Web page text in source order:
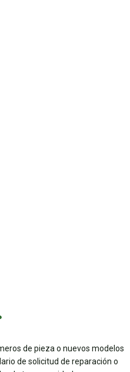
de pieza o nuevos modelos
de solicitud de reparación o